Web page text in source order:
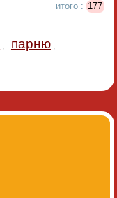
итого : 177
, парню ,